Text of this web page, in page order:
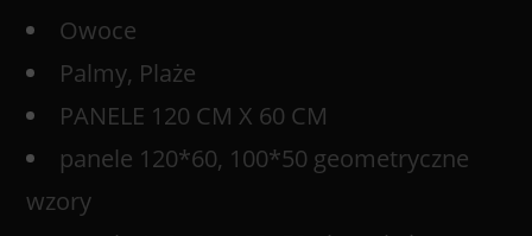
Owoce
Palmy, Plaże
PANELE 120 CM X 60 CM
panele 120*60, 100*50 geometryczne
wzory